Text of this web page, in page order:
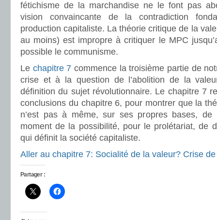
fétichisme de la marchandise ne le font pas
vision convaincante de la contradiction
production capitaliste. La théorie critique de la
au moins) est impropre à critiquer le MPC
possible le communisme.
Le chapitre 7 commence la troisième partie de
crise et à la question de l’abolition de la
définition du sujet révolutionnaire. Le chapitre 7
conclusions du chapitre 6, pour montrer que la
n’est pas à même, sur ses propres bases, de
moment de la possibilité, pour le prolétariat, de
qui définit la société capitaliste.
Aller au chapitre 7: Socialité de la valeur? Crise
Partager :